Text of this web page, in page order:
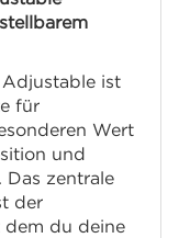
ist
für
Wert
und
Das zentrale
der
dem du deine